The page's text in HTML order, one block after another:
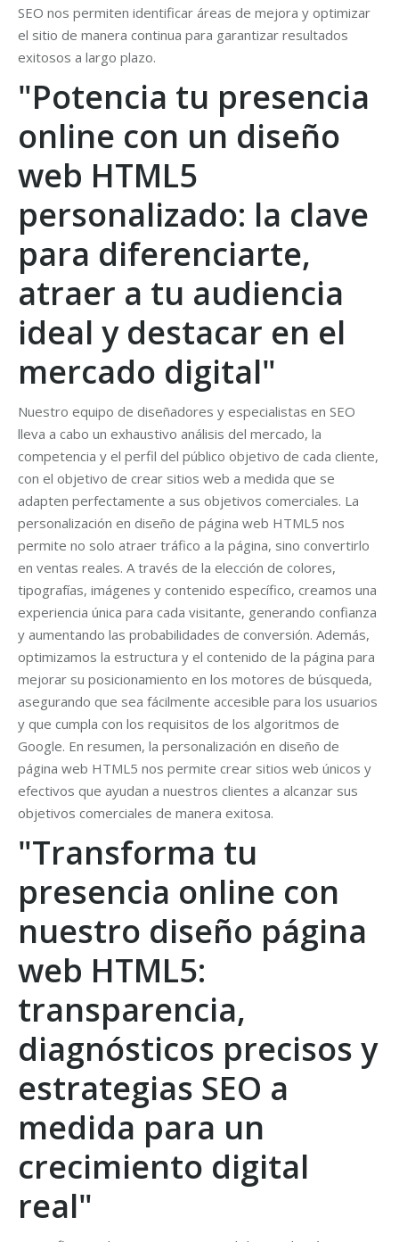
SEO nos permiten identificar áreas de mejora y optimizar
el sitio de manera continua para garantizar resultados
exitosos a largo plazo.
"Potencia tu presencia
online con un diseño
web HTML5
personalizado: la clave
para diferenciarte,
atraer a tu audiencia
ideal y destacar en el
mercado digital"
Nuestro equipo de diseñadores y especialistas en SEO
lleva a cabo un exhaustivo análisis del mercado, la
competencia y el perfil del público objetivo de cada cliente,
con el objetivo de crear sitios web a medida que se
adapten perfectamente a sus objetivos comerciales. La
personalización en diseño de página web HTML5 nos
permite no solo atraer tráfico a la página, sino convertirlo
en ventas reales. A través de la elección de colores,
tipografías, imágenes y contenido específico, creamos una
experiencia única para cada visitante, generando confianza
y aumentando las probabilidades de conversión. Además,
optimizamos la estructura y el contenido de la página para
mejorar su posicionamiento en los motores de búsqueda,
asegurando que sea fácilmente accesible para los usuarios
y que cumpla con los requisitos de los algoritmos de
Google. En resumen, la personalización en diseño de
página web HTML5 nos permite crear sitios web únicos y
efectivos que ayudan a nuestros clientes a alcanzar sus
objetivos comerciales de manera exitosa.
"Transforma tu
presencia online con
nuestro diseño página
web HTML5:
transparencia,
diagnósticos precisos y
estrategias SEO a
medida para un
crecimiento digital
real"